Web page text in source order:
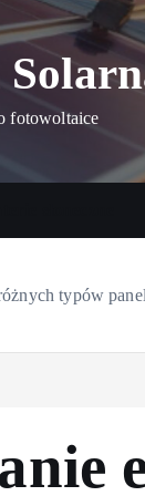
fotowoltaice
typów